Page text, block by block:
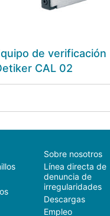
de verificación
CAL 02
Sobre nosotros
Línea directa de
denuncia de
irregularidades
Descargas
Empleo